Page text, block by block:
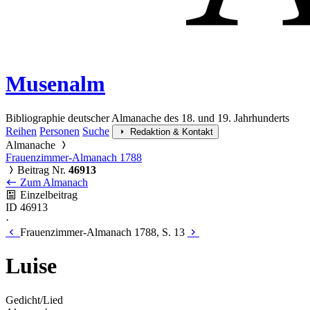
Musenalm
Bibliographie deutscher Almanache des 18. und 19. Jahrhunderts
Reihen Personen Suche Redaktion & Kontakt
Almanache
Frauenzimmer-Almanach 1788
Beitrag Nr. 46913
Zum Almanach
Einzelbeitrag
ID 46913
·
Frauenzimmer-Almanach 1788, S. 13
Luise
Gedicht/Lied